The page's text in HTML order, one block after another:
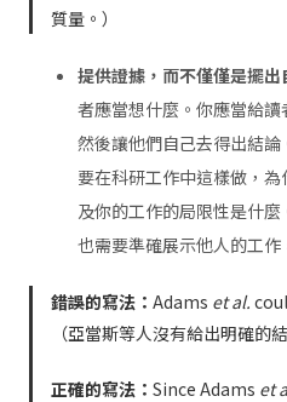
質量。）
提供證據，而不僅僅是擺出
者應當想什麼。你應當給讀
然後讓他們自己去得出結
要在科研工作中這樣做，
及你的工作的局限性是什麼
也需要準確展示他人的工作
錯誤的寫法： Adams et al.
（亞當斯等人沒有給出明確的結
正確的寫法： Since Adams et